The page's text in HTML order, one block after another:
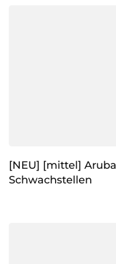
[NEU] [mittel]
Schwachstellen